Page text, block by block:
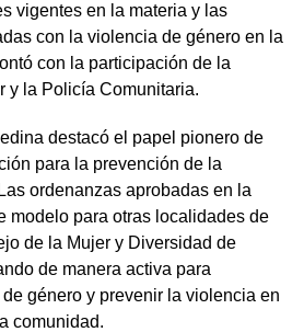
vigentes en la materia y las
con la violencia de género en la
con la participación de la
y la Policía Comunitaria.
destacó el papel pionero de
para la prevención de la
ordenanzas aprobadas en la
modelo para otras localidades de
de la Mujer y Diversidad de
de manera activa para
género y prevenir la violencia en
comunidad.